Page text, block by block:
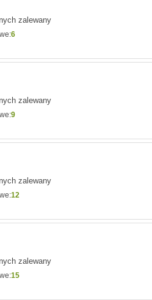
zalewany
6
zalewany
9
zalewany
12
zalewany
15